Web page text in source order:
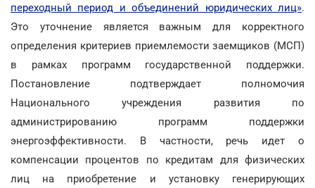
переходный период и объединений юридических лиц».
Это уточнение является важным для корректного
определения критериев приемлемости заемщиков (МСП)
в рамках программ государственной поддержки.
Постановление подтверждает полномочия
Национального учреждения развития по
администрированию программ поддержки
энергоэффективности. В частности, речь идет о
компенсации процентов по кредитам для физических
лиц на приобретение и установку генерирующих